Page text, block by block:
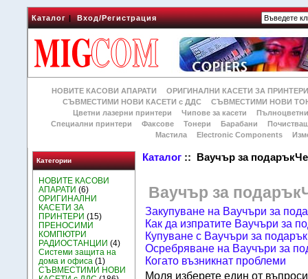
Каталог|Вход/Регистрация
НОВИТЕ КАСОВИ АПАРАТИ
ОРИГИНАЛНИ КАСЕТИ ЗА
СЪВМЕСТИМИ НОВИ КАСЕТИ с ДДС
СЪВМЕСТИМИ НОВИ
Цветни лазерни принтери
Чипове за касети
Специални принтери
Факсове Тонери Барабани
Мастила
Electronic Components
Категории
НОВИТЕ КАСОВИ
АПАРАТИ (6)
ОРИГИНАЛНИ
КАСЕТИ ЗА
ПРИНТЕРИ (15)
ПРЕНОСИМИ
КОМПЮТРИ
РАДИОСТАНЦИИ (4)
Системи защита на
дома и офиса (1)
СЪВМЕСТИМИ НОВИ
Каталог :: Ваучър за
Ваучър за
Закупуване на Ваучъри за
Как да изпратите Ваучъри за
Купуване с Ваучъри за подарък
Осребряване на Ваучъри за
Когато възникнат проблеми
Моля изберете един от